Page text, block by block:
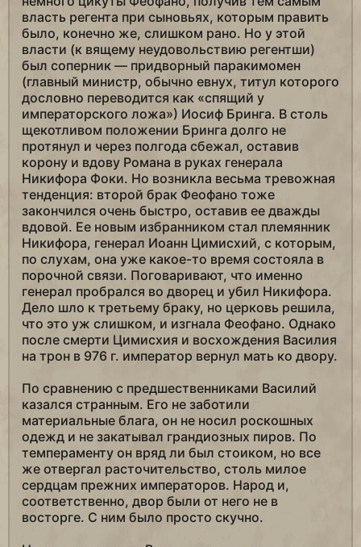
власть регента при сыновьях, которым править
было, конечно же, слишком рано. Но у этой
власти (к вящему неудовольствию регентши)
был соперник — придворный паракимомен
(главный министр, обычно евнух, титул которого
дословно переводится как «спящий у
императорского ложа») Иосиф Бринга. В столь
щекотливом положении Бринга долго не
протянул и через полгода сбежал, оставив
корону и вдову Романа в руках генерала
Никифора Фоки. Но возникла весьма тревожная
тенденция: второй брак Феофано тоже
закончился очень быстро, оставив ее дважды
вдовой. Ее новым избранником стал племянник
Никифора, генерал Иоанн Цимисхий, с которым,
по слухам, она уже какое-то время состояла в
порочной связи. Поговаривают, что именно
генерал пробрался во дворец и убил Никифора.
Дело шло к третьему браку, но церковь решила,
что это уж слишком, и изгнала Феофано. Однако
после смерти Цимисхия и восхождения Василия
на трон в 976 г. император вернул мать ко двору.
По сравнению с предшественниками Василий
казался странным. Его не заботили
материальные блага, он не носил роскошных
одежд и не закатывал грандиозных пиров. По
темпераменту он вряд ли был стоиком, но все
же отвергал расточительство, столь милое
сердцам прежних императоров. Народ и,
соответственно, двор были от него не в
восторге. С ним было просто скучно.